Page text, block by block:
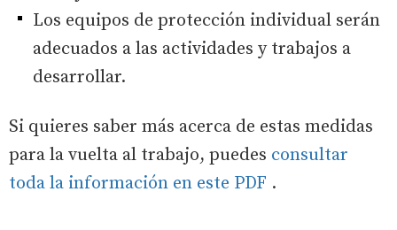
Los equipos de protección individual serán
adecuados a las actividades y trabajos a
desarrollar.
Si quieres saber más acerca de estas medidas
para la vuelta al trabajo, puedes consultar
toda la información en este PDF .